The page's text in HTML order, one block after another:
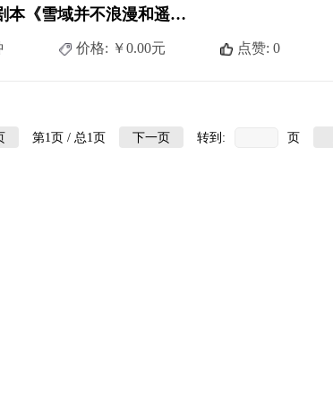
二十七集电视文学剧本《雪域并不浪漫和遥远》
价格: ￥0.00元 点赞: 0
第1页 / 总1页 下一页 转到: 页